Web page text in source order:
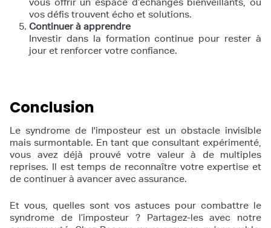
vos défis trouvent écho et solutions.
Continuer à apprendre
Investir dans la formation continue pour rester à
jour et renforcer votre confiance.
Conclusion
Le syndrome de l'imposteur est un obstacle invisible
mais surmontable. En tant que consultant expérimenté,
vous avez déjà prouvé votre valeur à de multiples
reprises. Il est temps de reconnaître votre expertise et
de continuer à avancer avec assurance.
Et vous, quelles sont vos astuces pour combattre le
syndrome de l’imposteur ? Partagez-les avec notre